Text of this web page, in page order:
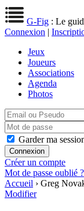
G-Fig : Le
Connexion |
Jeux
Joueurs
Associations
Agenda
Photos
Garder ma
Créer un compte
Mot de passe oublié ?
Accueil › Greg
Modifier